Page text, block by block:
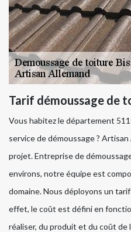
Tarif démoussage de
Vous habitez le département
service de démoussage ?
projet. Entreprise de
environs, notre équipe est
domaine. Nous déployons un
effet, le coût est défini en
réaliser, du produit et du coût de